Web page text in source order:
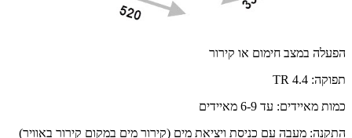
הפעלה במצב חימום או קירור
תפוקה: 4.4 TR
כמות מאיידים: עד 6-9 מאיידים
התקנה: מעבה עם כניסת ויציאת מים (קירור מים במקום קירור באוויר)